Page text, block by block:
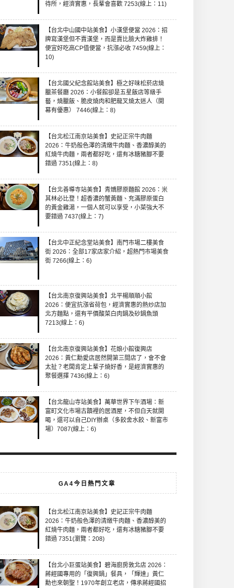
待所，經濟實惠，長輩會喜歡 7253(線上：11)
【台北中山國中站美食】小漢堡便當 2026：招
牌寫漢堡但不賣漢堡，而是賣比臉大炸雞排！
便宜好吃高CP值便當，抗漲必收 7459(線上：
10)
【台北國父紀念館站美食】極之好味松菸店燒
臘茶餐廳 2026：小餐館卻是五星飯店等級手
藝，燒臘飯、脆皮燒肉和肥龍叉燒太迷人（開
幕有優惠） 7446(線上：8)
【台北松江南京站美食】史記正宗牛肉麵
2026：牛奶般色澤的清燉牛肉麵、香濃醇美的
紅燒牛肉麵，兩者都好吃，還有冰糖豬腳不要
錯過 7351(線上：8)
【台北善導寺站美食】青嬌膠原麵館 2026：米
其林必比登！超香濃的蟹黃麵、充滿膠原蛋白
的黃金雞湯，一個人就可以享受，小菜強大不
要錯過 7437(線上：7)
【台北中正紀念堂站美食】南門市場二樓美食
街 2026：全部17家店家介紹，超熱門市場美食
街 7266(線上：6)
【台北南京復興站美食】北平楊順順小館
2026：便宜抗漲省荷包，經濟實惠的熱炒店加
北方麵點，還有平價酸菜白肉鍋及砂鍋魚頭
7213(線上：6)
【台北南京復興站美食】花娘小館復興店
2026：黃仁勳愛店居然開第三間店了，會不會
太扯？老闆肯定上輩子燒好香，是經濟實惠的
聚餐選擇 7436(線上：6)
【台北龍山寺站美食】萬華世界下午酒場：新
富町文化市場古蹟裡的居酒屋，不但白天就開
喝，還可以自己DIY辦桌（多餃舍水餃、新富市
場）7087(線上：6)
GA4今日熱門文章
【台北松江南京站美食】史記正宗牛肉麵
2026：牛奶般色澤的清燉牛肉麵、香濃醇美的
紅燒牛肉麵，兩者都好吃，還有冰糖豬腳不要
錯過 7351(瀏覽：208)
【台北小巨蛋站美食】碧海廚房敦北店 2026：
蔣經國專用的「復興鍋」餐具，「輝達」黃仁
勳也來朝聖！1970年創立老店，傳承蔣經國招